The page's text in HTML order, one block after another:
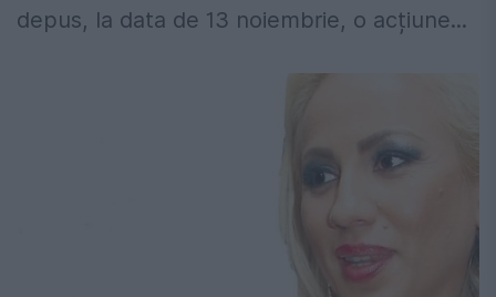
depus, la data de 13 noiembrie, o acțiune...